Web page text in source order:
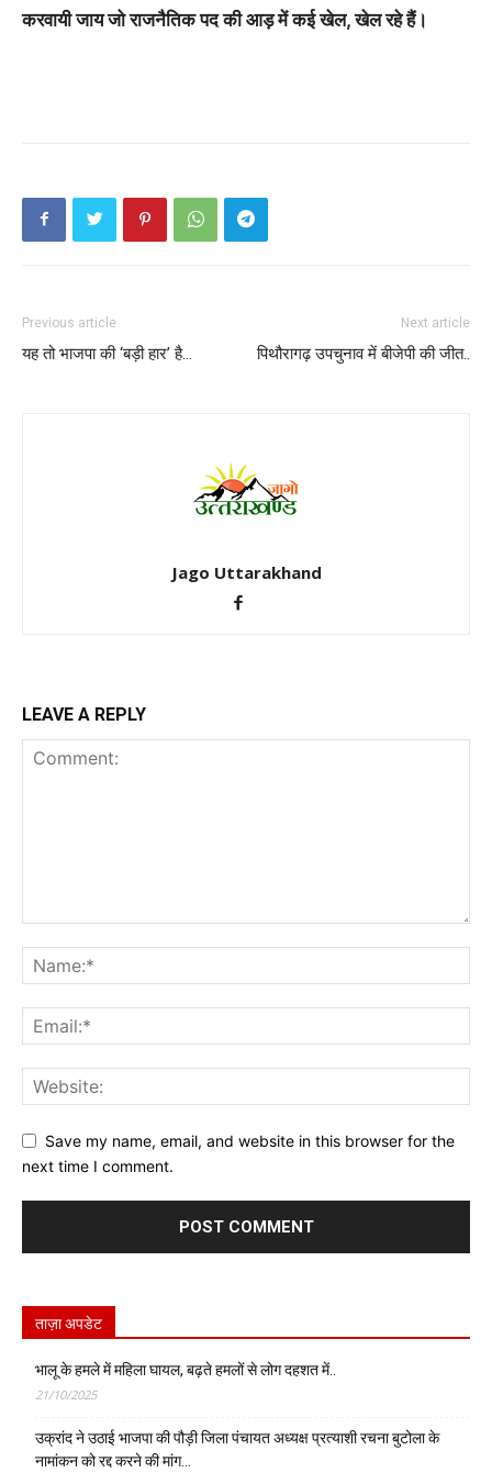
करवायी जाय जो राजनैतिक पद की आड़ में कई खेल, खेल रहे हैं।
Previous article
यह तो भाजपा की ‘बड़ी हार’ है…
Next article
पिथौरागढ़ उपचुनाव में बीजेपी की जीत..
Jago Uttarakhand
LEAVE A REPLY
Save my name, email, and website in this browser for the
next time I comment.
ताज़ा अपडेट
भालू के हमले में महिला घायल, बढ़ते हमलों से लोग दहशत में..
21/10/2025
उक्रांद ने उठाई भाजपा की पौड़ी जिला पंचायत अध्यक्ष प्रत्याशी रचना बुटोला के
नामांकन को रद्द करने की मांग…